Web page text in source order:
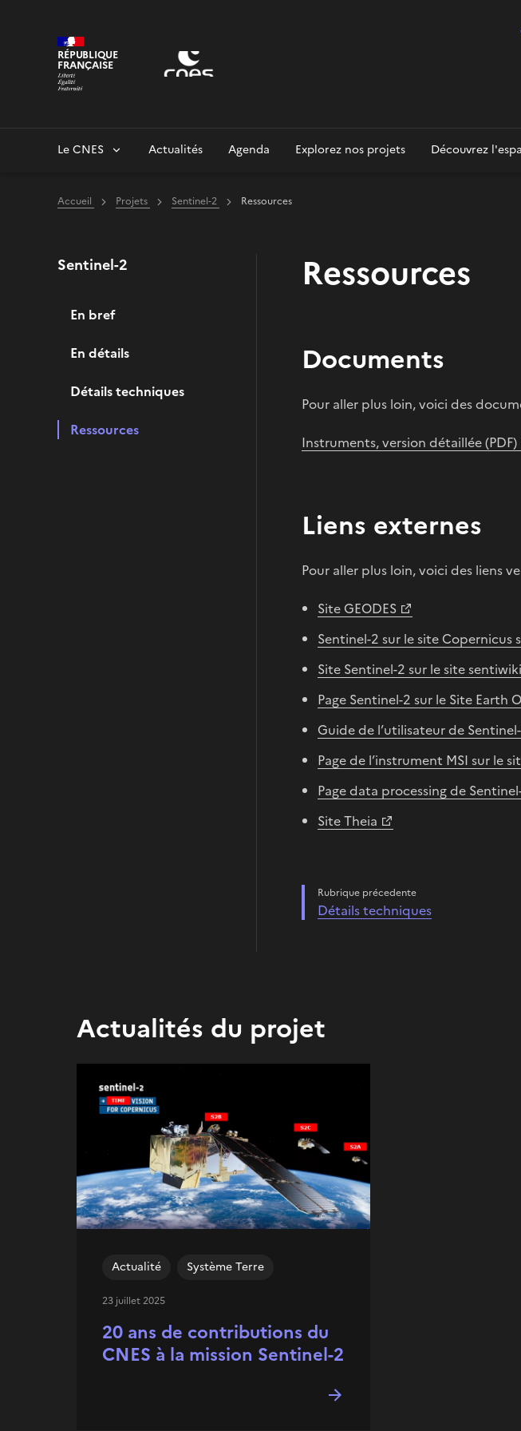
RÉPUBLIQUE
FRANÇAISE
Le CNES Actualités Agenda Explorez nos projets Découvrez
Accueil Projets Sentinel-2 Ressources
Sentinel-2
En bref
En détails
Détails techniques
Ressources
Ressources
Documents
Pour aller plus loin, voici des
Instruments, version détaillée (PDF)
Liens externes
Pour aller plus loin, voici des liens
Site GEODES
Sentinel-2 sur le site Copernicus
Site Sentinel-2 sur le site sentiwiki
Page Sentinel-2 sur le Site Earth
Guide de l’utilisateur de Sentinel-
Page de l’instrument MSI sur le
Page data processing de
Site Theia
Rubrique précedente
Détails techniques
Actualités du projet
20 ans de contributions du
CNES à la mission Sentinel-2
Actualité Système Terre
23 juillet 2025